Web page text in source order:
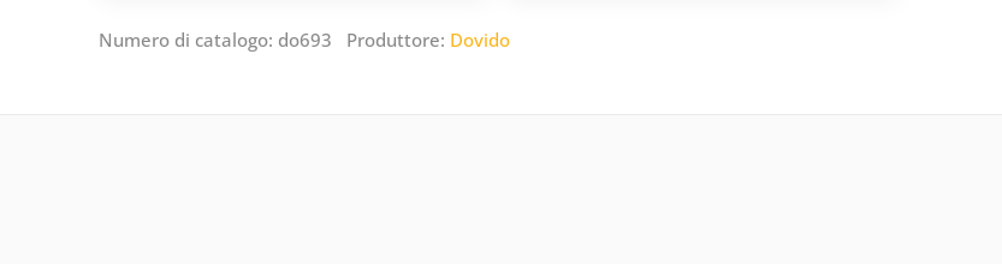
Numero di catalogo: do693 Produttore: Dovido